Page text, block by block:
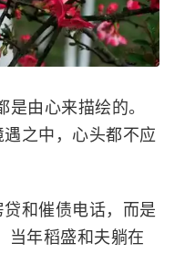
是由心来描绘的。
之中，心头都不应
和催债电话，而是
当年稻盛和夫躺在